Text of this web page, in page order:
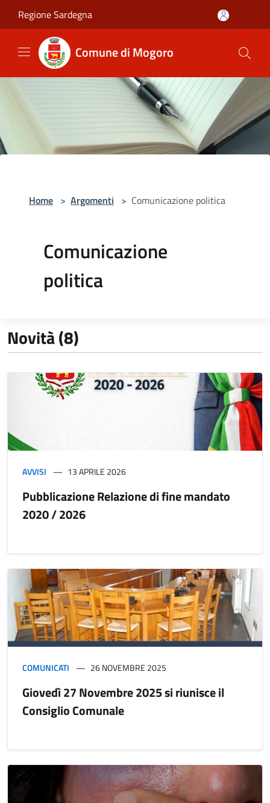
Regione Sardegna
Comune di Mogoro
Home > Argomenti > Comunicazione politica
Comunicazione
politica
Novità (8)
AVVISI 13 APRILE 2026
Pubblicazione Relazione di fine mandato
2020 / 2026
COMUNICATI 26 NOVEMBRE 2025
Giovedì 27 Novembre 2025 si riunisce il
Consiglio Comunale